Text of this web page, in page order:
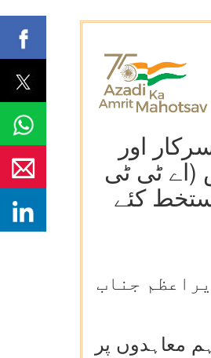
اور
(اے ٹی ٹی
کئے
جناب
کی قیادت میں حکومت نے شمال مشرق میں امن اور خوشحالی لانے کے لیے 12 اہم معاہدوں پر